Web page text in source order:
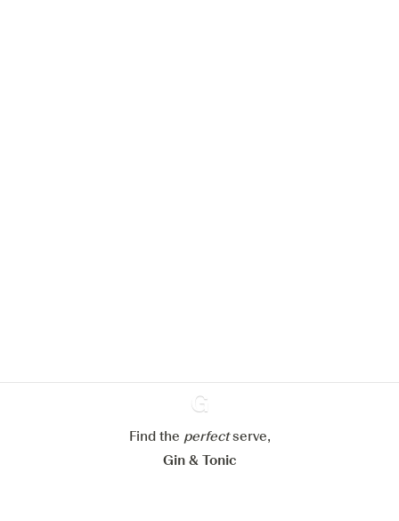
Ginventory
Find the perfectserve,
Gin & Tonic